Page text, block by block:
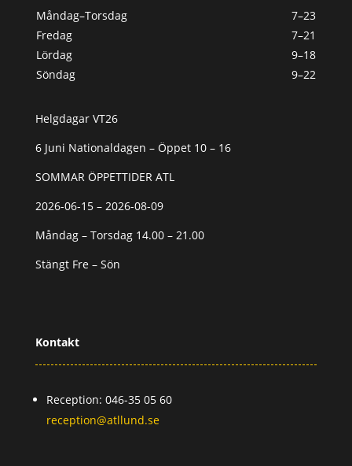
Måndag–Torsdag
7–23
Fredag
7–21
Lördag
9–18
Söndag
9–22
Helgdagar VT26
6 Juni Nationaldagen – Öppet 10 – 16
SOMMAR ÖPPETTIDER ATL
2026-06-15 – 2026-08-09
Måndag – Torsdag 14.00 – 21.00
Stängt Fre – Sön
Kontakt
Reception: 046-35 05 60
reception@atllund.se